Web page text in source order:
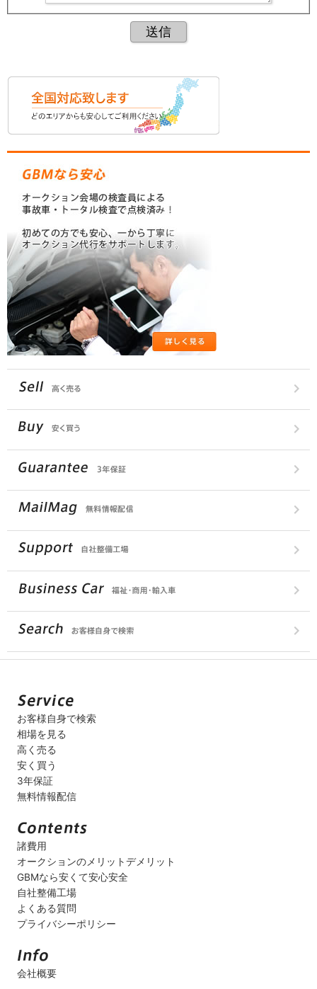
お客様自身で検索
相場を見る
高く売る
安く買う
3年保証
無料情報配信
諸費用
オークションのメリットデメリット
GBMなら安くて安心安全
自社整備工場
よくある質問
プライバシーポリシー
会社概要